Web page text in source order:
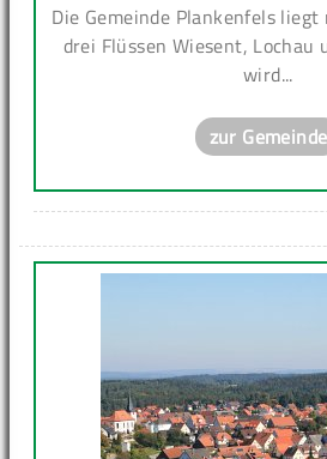
Die Gemeinde Plankenfels
drei Flüssen Wiesent, Lochau
wird...
zur Gemeinde